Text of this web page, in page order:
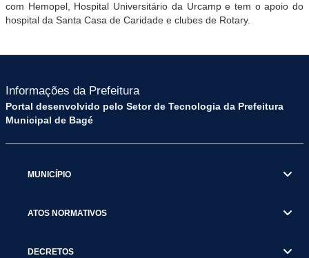
com Hemopel, Hospital Universitário da Urcamp e tem o apoio do
hospital da Santa Casa de Caridade e clubes de Rotary.
Informações da Prefeitura
Portal desenvolvido pelo Setor de Tecnologia da Prefeitura
Municipal de Bagé
MUNICÍPIO
ATOS NORMATIVOS
DECRETOS